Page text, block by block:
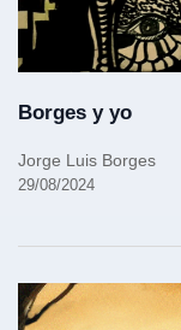
Borges y yo
Jorge Luis Borges
29/08/2024